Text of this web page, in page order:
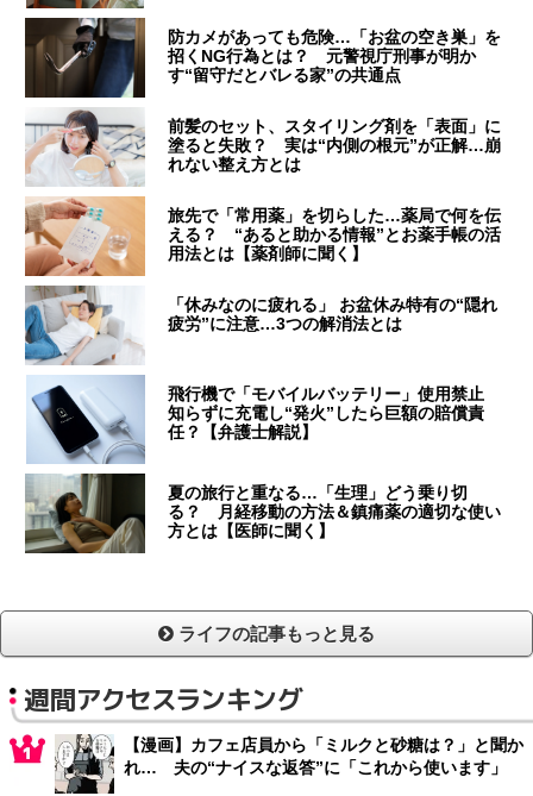
防カメがあっても危険…「お盆の空き巣」を
招くNG行為とは？ 元警視庁刑事が明か
す“留守だとバレる家”の共通点
前髪のセット、スタイリング剤を「表面」に
塗ると失敗？ 実は“内側の根元”が正解…崩
れない整え方とは
旅先で「常用薬」を切らした…薬局で何を伝
える？ “あると助かる情報”とお薬手帳の活
用法とは【薬剤師に聞く】
「休みなのに疲れる」 お盆休み特有の“隠れ
疲労”に注意…3つの解消法とは
飛行機で「モバイルバッテリー」使用禁止
知らずに充電し“発火”したら巨額の賠償責
任？【弁護士解説】
夏の旅行と重なる…「生理」どう乗り切
る？ 月経移動の方法＆鎮痛薬の適切な使い
方とは【医師に聞く】
ライフの記事もっと見る
週間アクセスランキング
【漫画】カフェ店員から「ミルクと砂糖は？」と聞か
れ… 夫の“ナイスな返答”に「これから使います」